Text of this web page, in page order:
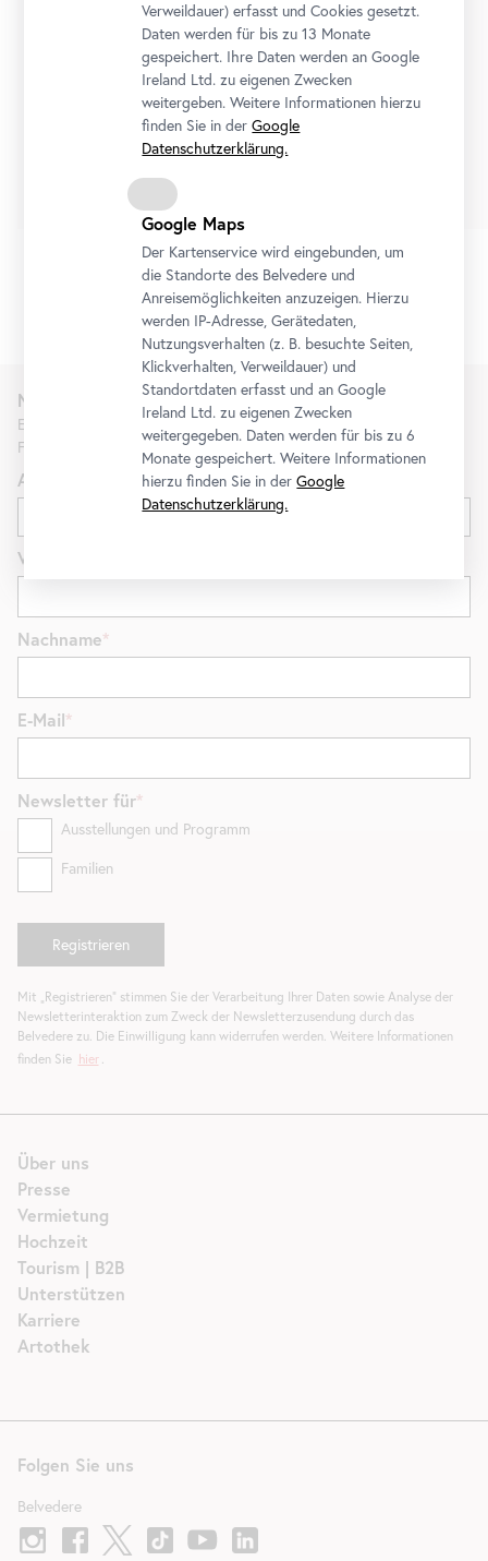
Ausstellung • Unteres Belvedere
Erna Rosenstein
Jenseits der Stille
3. Juli 2026- 10. Jänner 2027
1/3
Über uns
Presse
Vermietung
Hochzeit
Tourism | B2B
Unterstützen
Karriere
Artothek
Folgen Sie uns
Belvedere
Newsletter
Erfahren Sie als Erste*r über neue Ausstellungen, Workshops,
Führungen und Aktionen des Belvedere.
Anrede
Vorname
Nachname
E-Mail
Newsletter für
Ausstellungen und Programm
Familien
Mit „Registrieren“ stimmen Sie der Verarbeitung Ihrer Daten sowie Analyse der
Newsletterinteraktion zum Zweck der Newsletterzusendung durch das
Belvedere zu. Die Einwilligung kann widerrufen werden. Weitere Informationen
finden Sie hier
Verweildauer) erfasst und Cookies gesetzt.
Daten werden für bis zu 13 Monate
gespeichert. Ihre Daten werden an Google
Ireland Ltd. zu eigenen Zwecken
weitergeben. Weitere Informationen hierzu
finden Sie in derGoogle
Datenschutzerklärung.
Google Maps
Der Kartenservice wird eingebunden, um
die Standorte des Belvedere und
Anreisemöglichkeiten anzuzeigen. Hierzu
werden IP-Adresse, Gerätedaten,
Nutzungsverhalten (z. B. besuchte Seiten,
Klickverhalten, Verweildauer) und
Standortdaten erfasst und an Google
Ireland Ltd. zu eigenen Zwecken
weitergegeben. Daten werden für bis zu 6
Monate gespeichert. Weitere Informationen
hierzu finden Sie in derGoogle
Datenschutzerklärung.